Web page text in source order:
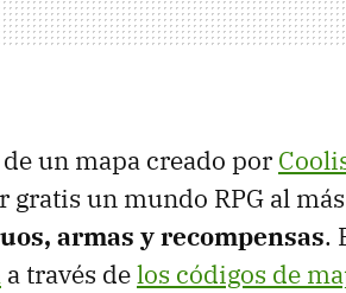
de un mapa creado por
gratis un mundo RPG al
armas y recompensas.
a través delos códigos de